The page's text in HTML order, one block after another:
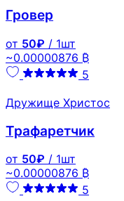
Гровер
от 50₽ / 1шт
~0.00000876 ₿
5
Дружище Христос
Трафаретчик
от 50₽ / 1шт
~0.00000876 ₿
5